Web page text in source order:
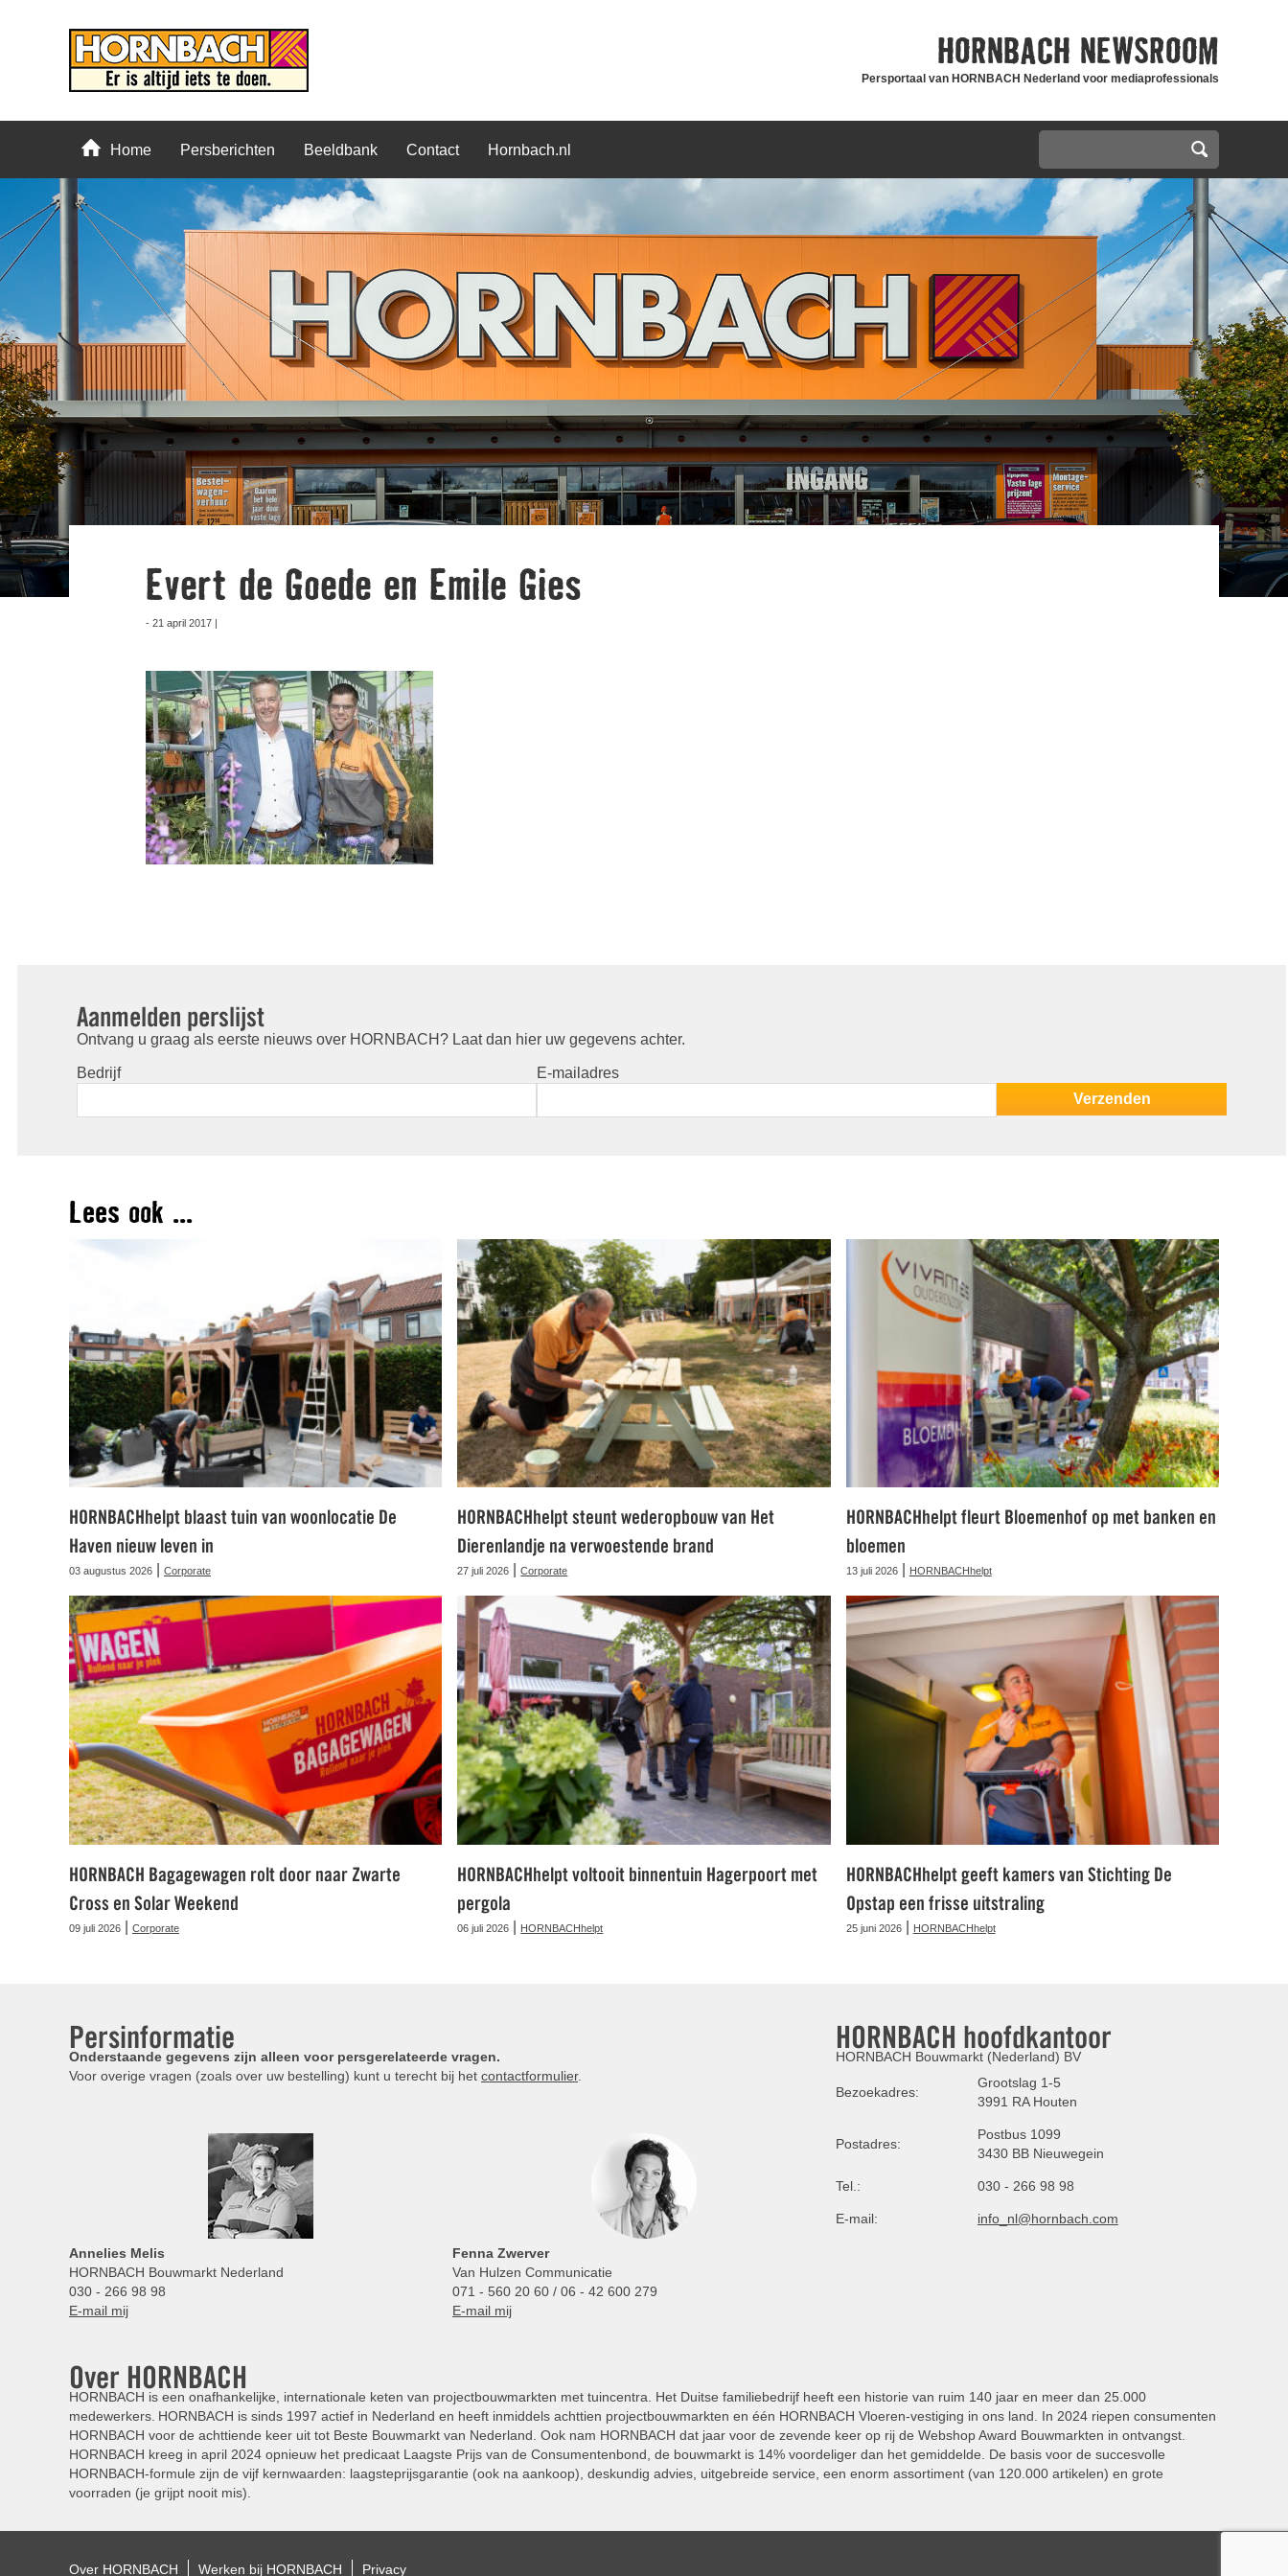
HORNBACH NEWSROOM
Persportaal van HORNBACH Nederland voor mediaprofessionals
Home Persberichten Beeldbank Contact Hornbach.nl
Evert de Goede en Emile Gies
- 21 april 2017 |
Aanmelden perslijst
Ontvang u graag als eerste nieuws over HORNBACH? Laat dan hier uw gegevens achter.
Bedrijf E-mailadres
Lees ook ...
HORNBACHhelpt blaast tuin van woonlocatie De
Haven nieuw leven in
03 augustus 2026 Corporate
HORNBACHhelpt steunt wederopbouw van Het
Dierenlandje na verwoestende brand
27 juli 2026 |Corporate
HORNBACHhelpt fleurt Bloemenhof op met banken en
bloemen
13 juli 2026| HORNBACHhelpt
HORNBACH Bagagewagen rolt door naar Zwarte
Cross en Solar Weekend
09 juli 2026 Corporate
HORNBACHhelpt voltooit binnentuin Hagerpoort met
pergola
06 juli 2026 HORNBACHhelpt
HORNBACHhelpt geeft kamers van Stichting De
Opstap een frisse uitstraling
25 juni 2026| HORNBACHhelpt
Persinformatie
Onderstaande gegevens zijn alleen voor persgerelateerde vragen.
Voor overige vragen (zoals over uw bestelling) kunt u terecht bij het contactformulier.
Annelies Melis
HORNBACH Bouwmarkt Nederland
030 - 266 98 98
E-mail mij
Fenna Zwerver
Van Hulzen Communicatie
071 - 560 20 60 / 06 - 42 600 279
E-mail mij
HORNBACH hoofdkantoor
HORNBACH Bouwmarkt (Nederland) BV
Bezoekadres:
Grootslag 1-5
3991 RA Houten
Postadres:
Postbus 1099
3430 BB Nieuwegein
Tel.: 030 - 266 98 98
E-mail: info_nl@hornbach.com
Over HORNBACH
HORNBACH is een onafhankelijke, internationale keten van projectbouwmarkten met tuincentra. Het Duitse familiebedrijf heeft een historie van ruim 140 jaar en meer dan 25.000
medewerkers. HORNBACH is sinds 1997 actief in Nederland en heeft inmiddels achttien projectbouwmarkten en één HORNBACH Vloeren-vestiging in ons land. In 2024 riepen consumenten
HORNBACH voor de achttiende keer uit tot Beste Bouwmarkt van Nederland. Ook nam HORNBACH dat jaar voor de zevende keer op rij de Webshop Award Bouwmarkten in ontvangst.
HORNBACH kreeg in april 2024 opnieuw het predicaat Laagste Prijs van de Consumentenbond, de bouwmarkt is 14% voordeliger dan het gemiddelde. De basis voor de succesvolle
HORNBACH-formule zijn de vijf kernwaarden: laagsteprijsgarantie (ook na aankoop), deskundig advies, uitgebreide service, een enorm assortiment (van 120.000 artikelen) en grote
voorraden (je grijpt nooit mis).
Over HORNBACH Werken bij HORNBACH Privacy